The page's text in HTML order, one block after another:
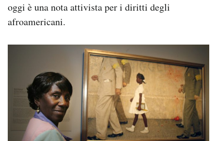
oggi è una nota attivista per i diritti degli
afroamericani.